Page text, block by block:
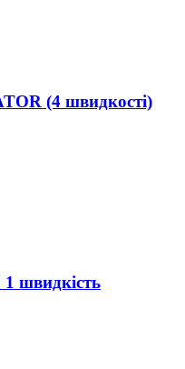
(4 швидкості)
швидкість